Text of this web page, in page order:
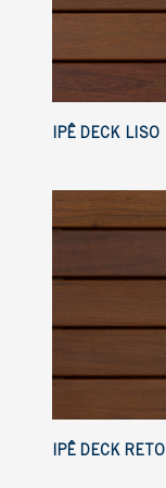
IPÊ DECK LISO
IPÊ DECK RETO